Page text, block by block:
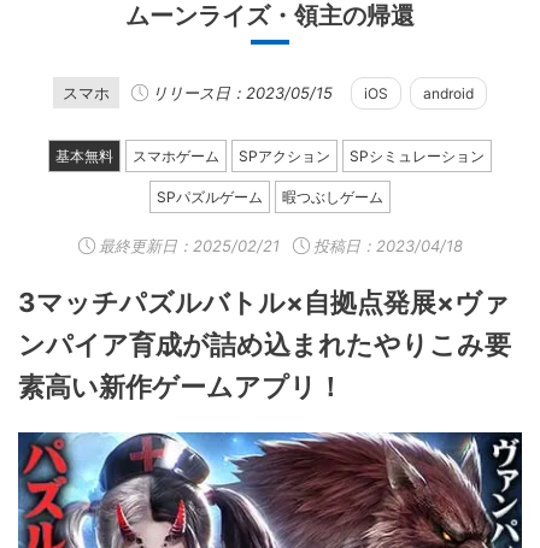
ムーンライズ・領主の帰還
スマホ リリース日：2023/05/15 iOS android
基本無料 スマホゲーム SPアクション SPシミュレーション
SPパズルゲーム 暇つぶしゲーム
最終更新日： 2025/02/21 投稿日：2023/04/18
3マッチパズルバトル×自拠点発展×ヴァ
ンパイア育成が詰め込まれたやりこみ要
素高い新作ゲームアプリ！